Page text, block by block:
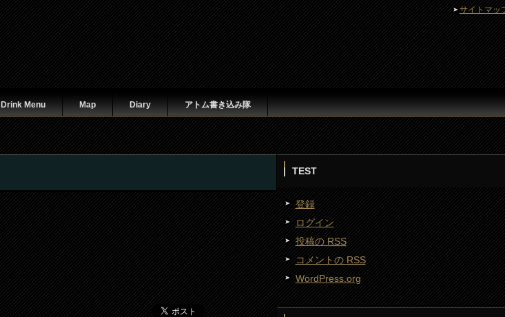
Drink Menu Map Diary アトム書き込み隊
TEST
登録
ログイン
投稿のRSS
コメントのRSS
WordPress.org
サイトマッ